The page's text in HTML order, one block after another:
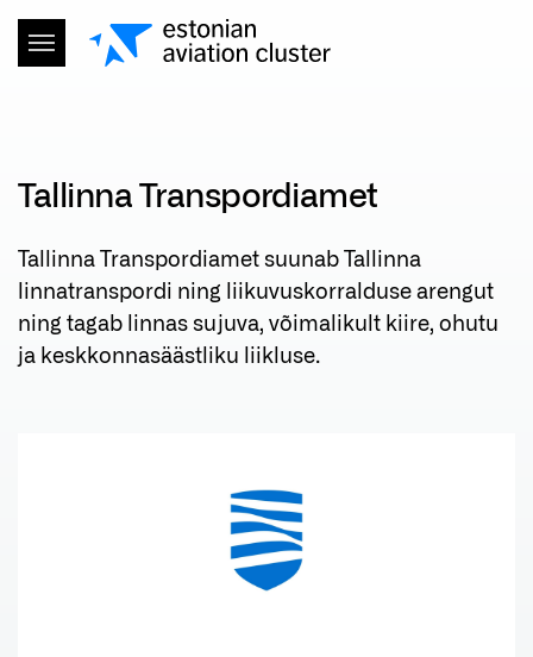
Tallinna Transpordiamet
Tallinna Transpordiamet suunab Tallinna
linnatranspordi ning liikuvuskorralduse arengut
ning tagab linnas sujuva, võimalikult kiire, ohutu
ja keskkonnasäästliku liikluse.